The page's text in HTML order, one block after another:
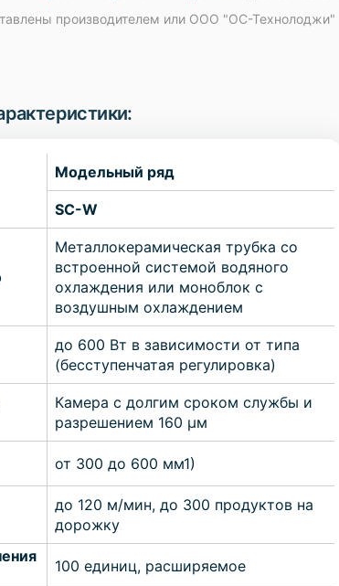
производителем или ООО "ОС-Технолоджи"
Модельный ряд
SC-W
Металлокерамическая трубка со
встроенной системой водяного
охлаждения или моноблок с
воздушным охлаждением
до 600 Вт в зависимости от типа
(бесступенчатая регулировка)
Камера с долгим сроком службы и
разрешением 160 µм
от 300 до 600 мм1)
до 120 м/мин, до 300 продуктов на
дорожку
100 единиц, расширяемое